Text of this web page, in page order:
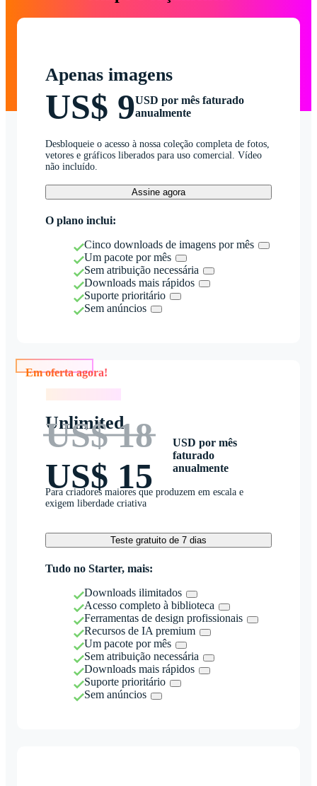
Apenas imagens
US$ 9USD por mês faturado
anualmente
Desbloqueie o acesso à nossa coleção completa de fotos,
vetores e gráficos liberados para uso comercial. Vídeo
não incluído.
Assine agora
O plano inclui:
Cinco downloads de imagens por mês
Um pacote por mês
Sem atribuição necessária
Downloads mais rápidos
Suporte prioritário
Sem anúncios
Unlimited
US$ 18
US$ 15
USD por mês
faturado
anualmente
Para criadores maiores que produzem em escala e
exigem liberdade criativa
Teste gratuito de 7 dias
Tudo no Starter, mais:
Downloads ilimitados
Acesso completo à biblioteca
Ferramentas de design profissionais
Recursos de IA premium
Um pacote por mês
Sem atribuição necessária
Downloads mais rápidos
Suporte prioritário
Sem anúncios